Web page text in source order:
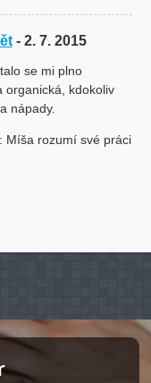
- 2. 7. 2015
se mi plno
organická, kdokoliv
nápady.
Míša rozumí své práci